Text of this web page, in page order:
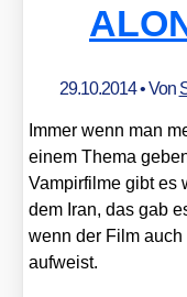
29.10.2014• Von
Immer wenn man
einem The­ma
Vam­pir­fil­me gibt es
dem Iran, das gab
wenn der Film
auf­weist.